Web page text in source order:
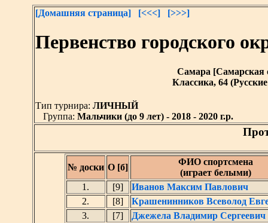
[Домашняя страница] [<<<] [>>>]
Первенство городского
Самара [Самарская
Классика, 64
Тип турнира: ЛИЧНЫЙ
Группа: Мальчики (до 9 лет) - 2018 - 2020 г.р.
№ доски О [б]
ФИО спортсмена
(играет белыми)
1.
[9]
Иванов Максим Павлович
2.
[8]
Крашенинников Всеволод
3.
[7]
Джежела Владимир Сергеевич